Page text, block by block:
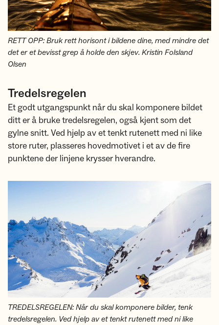
RETT OPP: Bruk rett horisont i bildene dine, med mindre det
det er et bevisst grep å holde den skjev. Kristin Folsland
Olsen
Tredelsregelen
Et godt utgangspunkt når du skal komponere bildet
ditt er å bruke tredelsregelen, også kjent som det
gylne snitt. Ved hjelp av et tenkt rutenett med ni like
store ruter, plasseres hovedmotivet i et av de fire
punktene der linjene krysser hverandre.
TREDELSREGELEN: Når du skal komponere bilder, tenk
tredelsregelen. Ved hjelp av et tenkt rutenett med ni like